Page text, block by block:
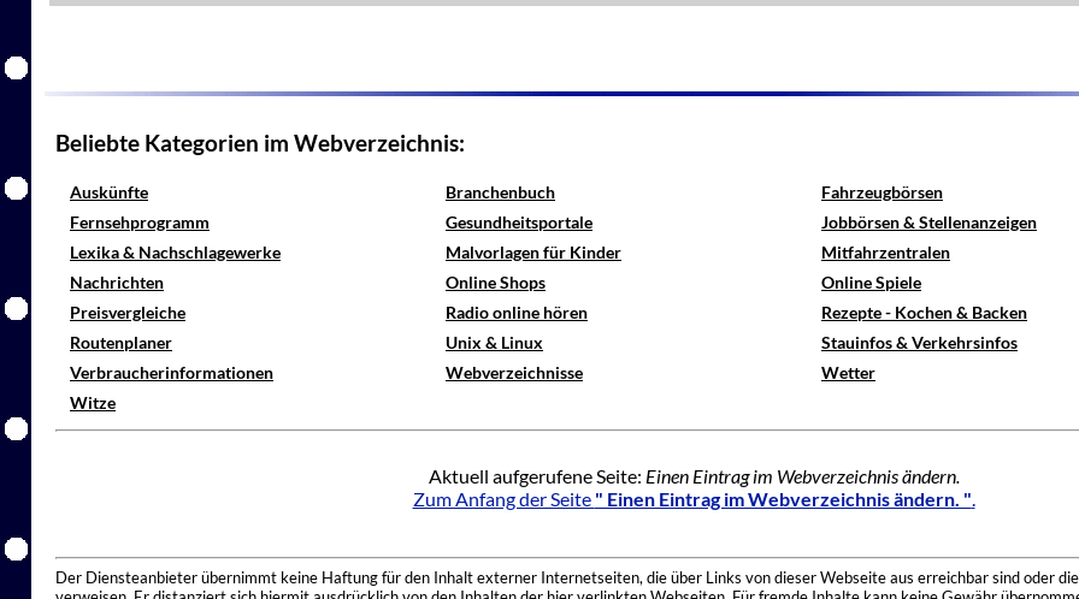
Beliebte Kategorien im Webverzeichnis:
Auskünfte Branchenbuch
Fahrzeugbörsen
Fernsehprogramm
Gesundheitsportale
Jobbörsen & Stellenanzeigen
Lexika & Nachschlagewerke
Malvorlagen für Kinder
Mitfahrzentralen
Nachrichten
Online Shops
Online Spiele
Preisvergleiche
Radio online hören
Rezepte - Kochen & Backen
Routenplaner
Unix & Linux
Stauinfos & Verkehrsinfos
Verbraucherinformationen
Webverzeichnisse
Wetter
Witze
Aktuell aufgerufene Seite: Einen Eintrag im Webverzeichnis ändern.
Zum Anfang der Seite " Einen Eintrag im Webverzeichnis ändern. ".
Der Diensteanbieter übernimmt keine Haftung für den Inhalt externer Internetseiten, die über Links von dieser Webseite aus erreichbar sind oder